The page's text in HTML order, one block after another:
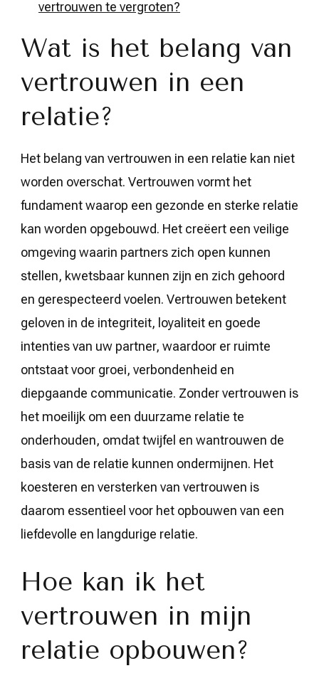
vertrouwen te vergroten?
Wat is het belang van
vertrouwen in een
relatie?
Het belang van vertrouwen in een relatie kan niet
worden overschat. Vertrouwen vormt het
fundament waarop een gezonde en sterke relatie
kan worden opgebouwd. Het creëert een veilige
omgeving waarin partners zich open kunnen
stellen, kwetsbaar kunnen zijn en zich gehoord
en gerespecteerd voelen. Vertrouwen betekent
geloven in de integriteit, loyaliteit en goede
intenties van uw partner, waardoor er ruimte
ontstaat voor groei, verbondenheid en
diepgaande communicatie. Zonder vertrouwen is
het moeilijk om een duurzame relatie te
onderhouden, omdat twijfel en wantrouwen de
basis van de relatie kunnen ondermijnen. Het
koesteren en versterken van vertrouwen is
daarom essentieel voor het opbouwen van een
liefdevolle en langdurige relatie.
Hoe kan ik het
vertrouwen in mijn
relatie opbouwen?